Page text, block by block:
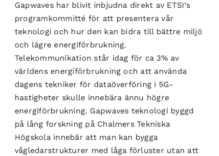
Gapwaves har blivit inbjudna direkt av ETSI’s
programkommitté för att presentera vår
teknologi och hur den kan bidra till bättre miljö
och lägre energiförbrukning.
Telekommunikation står idag för ca 3% av
världens energiförbrukning och att använda
dagens tekniker för dataöverföring i 5G-
hastigheter skulle innebära ännu högre
energiförbrukning. Gapwaves teknologi byggd
på lång forskning på Chalmers Tekniska
Högskola innebär att man kan bygga
vågledarstrukturer med låga förluster utan att